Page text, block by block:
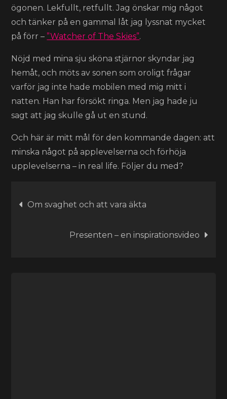
ögonen. Lekfullt, retfullt. Jag önskar mig något
och tänker på en gammal låt jag lyssnat mycket
på förr – ”Watcher of The Skies”.
Nöjd med mina sju sköna stjärnor skyndar jag
hemåt, och möts av sonen som oroligt frågar
varför jag inte hade mobilen med mig mitt i
natten. Han har försökt ringa. Men jag hade ju
sagt att jag skulle gå ut en stund.
Och här är mitt mål för den kommande dagen: att
minska något på applevelserna och förhöja
upplevelserna – in real life. Följer du med?
Inläggsnavigering
Om svaghet och att vara äkta
Presenten – en inspirationsvideo